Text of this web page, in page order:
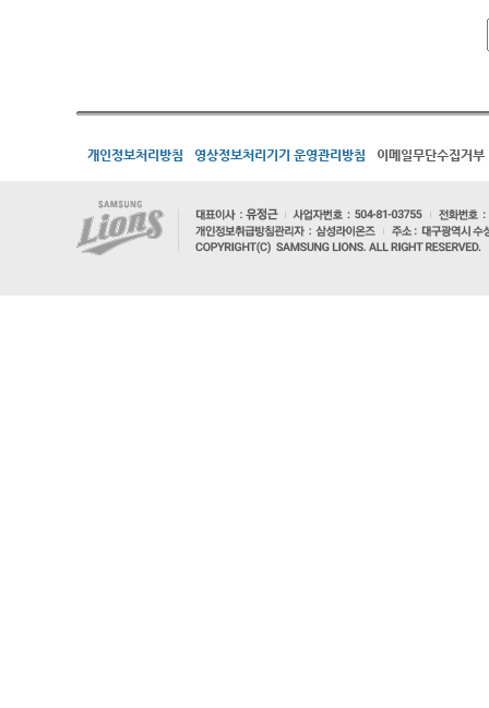
개인정보처리방침 영상정보처리기기 운영관리방침 이메일무단수집거부